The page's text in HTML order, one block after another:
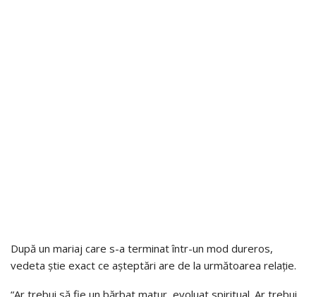
După un mariaj care s-a terminat într-un mod dureros,
vedeta știe exact ce așteptări are de la următoarea relație.